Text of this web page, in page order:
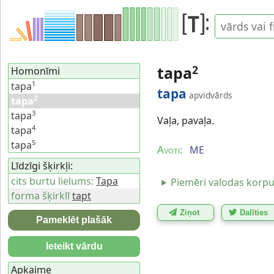
tapa2
tapa apvidvārds
Vaļa, pavaļa.
Avoti: ME
Piemēri valodas
Ziņot Dalīties
Homonīmi
tapa1
tapa 2
tapa3
tapa4
tapa5
Līdzīgi šķirkļi:
cits burtu lielums: Tapa
forma šķirklītapt
Pameklēt plašāk
Ieteikt vārdu
Apkaime